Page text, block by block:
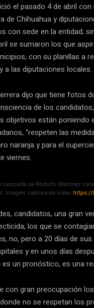
el pasado 4 de abril
de Chihuahua y
con sede en la entidad;
se sumaron los que
con su planillas a
a las diputaciones locales.
dijo que tiene fotos
de los
objetivos están poniendo
“respeten las
naranja y para el
viernes.
campaña de Rodolfo Martínez
Imagen: captura de video https://
candidatos, una gran
los que se
no, pero a 20 días de
y en unos días
es un pronóstico, es una
con gran preocupación
no se respetan los